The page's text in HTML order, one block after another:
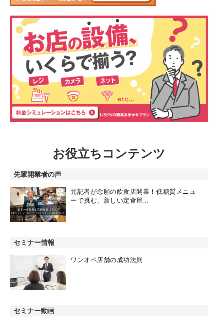
お役立ちコンテンツ
先輩開業者の声
元記者が念願の飲食店開業！低糖質メニュ
ーで挑む、新しい定食屋…
セミナー情報
ワンオペ店舗の成功法則
セミナー動画